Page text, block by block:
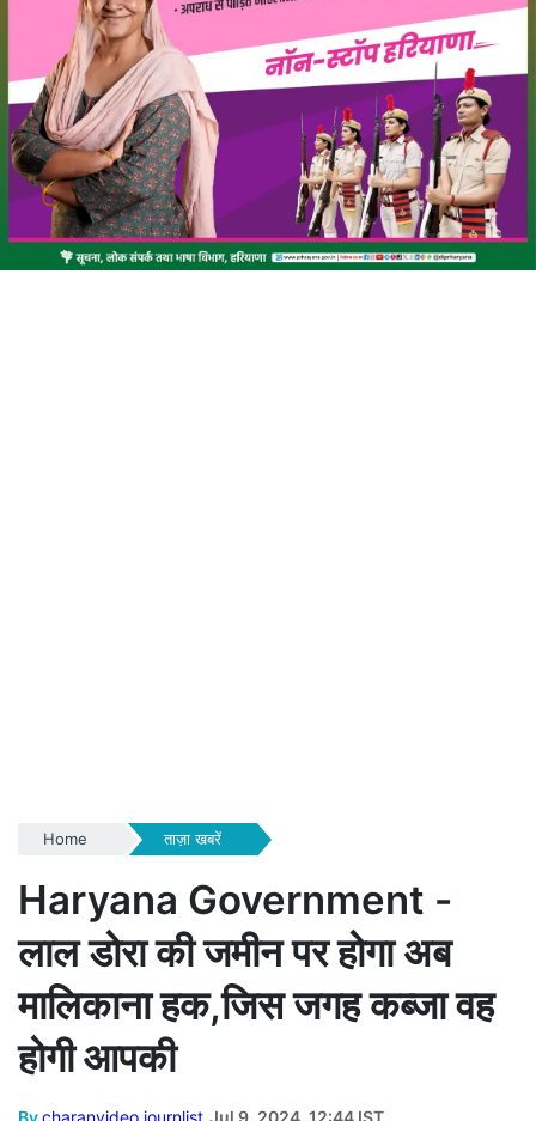
Home ताज़ा खबरें
Haryana Government -
लाल डोरा की जमीन पर होगा अब
मालिकाना हक,जिस जगह कब्जा वह
होगी आपकी
Bycharanvideo journlist Jul 9, 2024, 12:44 IST